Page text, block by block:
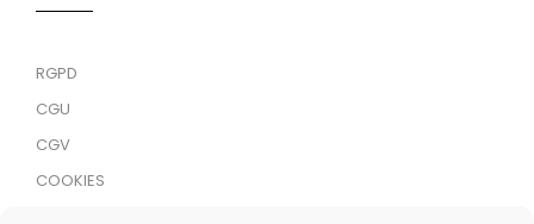
RGPD
CGU
CGV
COOKIES